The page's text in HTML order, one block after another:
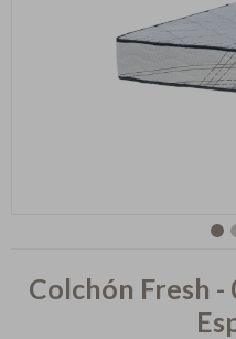
Colchón Fresh